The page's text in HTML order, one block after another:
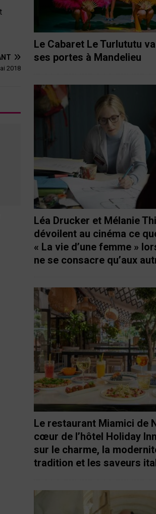
2018
Le Cabaret Le Turlututu
ses portes à Mandelieu
Léa Drucker et Mélanie
dévoilent au cinéma ce
« La vie d’une femme »
ne se consacre qu’aux
Le restaurant Miamici de
cœur de l’hôtel Holiday
sur le charme, la
tradition et les saveurs